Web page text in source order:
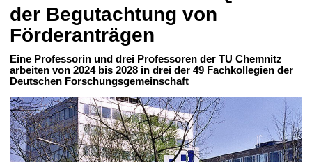
e
n
der Begutachtung von
Förderanträgen
Eine Professorin und drei Professoren der TU Chemnitz
arbeiten von 2024 bis 2028 in drei der 49 Fachkollegien der
Deutschen Forschungsgemeinschaft